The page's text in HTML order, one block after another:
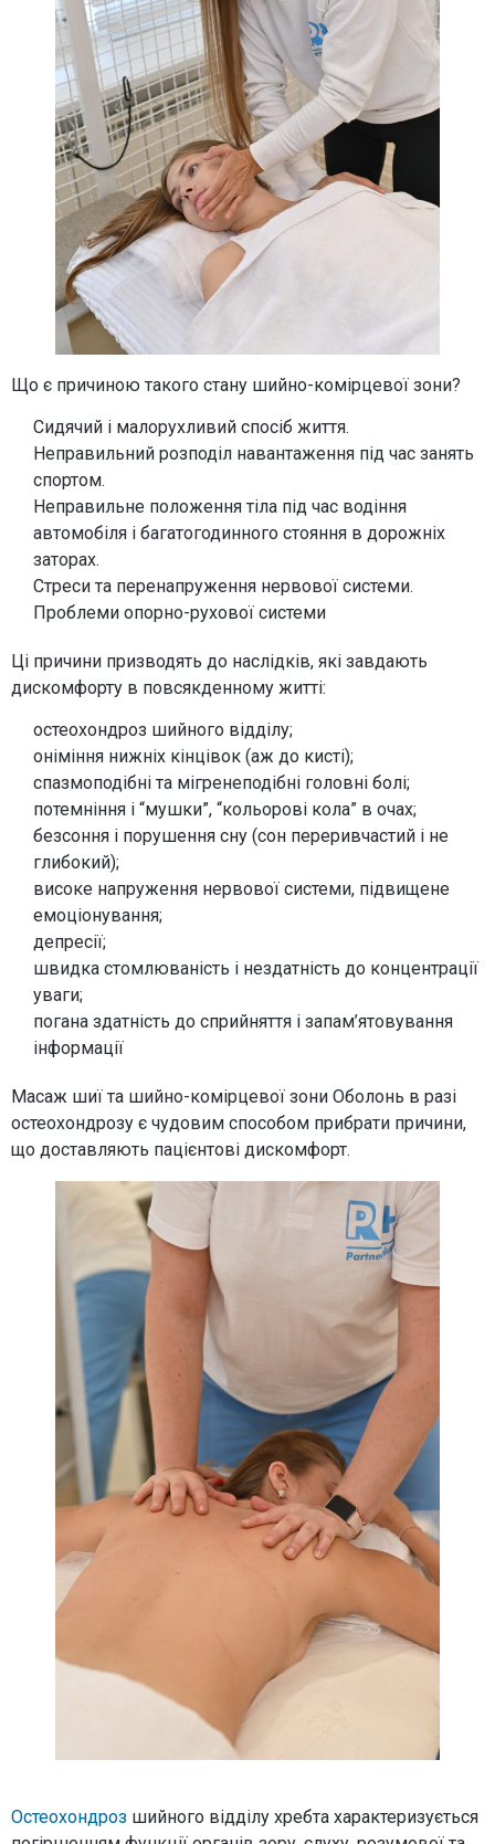
Що є причиною такого стану шийно-комірцевої зони?
Сидячий і малорухливий спосіб життя.
Неправильний розподіл навантаження під час занять
спортом.
Неправильне положення тіла під час водіння
автомобіля і багатогодинного стояння в дорожніх
заторах.
Стреси та перенапруження нервової системи.
Проблеми опорно-рухової системи
Ці причини призводять до наслідків, які завдають
дискомфорту в повсякденному житті:
остеохондроз шийного відділу;
оніміння нижніх кінцівок (аж до кисті);
спазмоподібні та мігренеподібні головні болі;
потемніння і “мушки”, “кольорові кола” в очах;
безсоння і порушення сну (сон переривчастий і не
глибокий);
високе напруження нервової системи, підвищене
емоціонування;
депресії;
швидка стомлюваність і нездатність до концентрації
уваги;
погана здатність до сприйняття і запам’ятовування
інформації
Масаж шиї та шийно-комірцевої зони Оболонь в разі
остеохондрозу є чудовим способом прибрати причини,
що доставляють пацієнтові дискомфорт.
Остеохондроз шийного відділу хребта характеризується